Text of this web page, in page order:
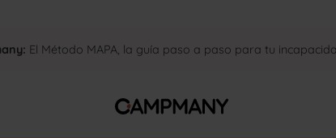
El Método MAPA, la guía paso a paso para tu